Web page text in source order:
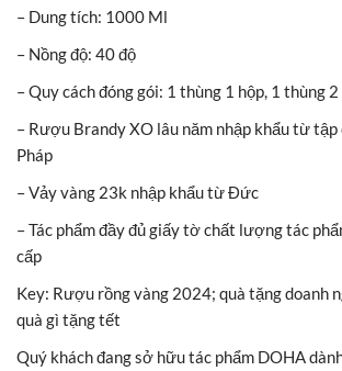
– Dung tích: 1000 Ml
– Nồng độ: 40 độ
– Quy cách đóng gói: 1 thùng 1 hộp, 1 thùng 2
– Rượu Brandy XO lâu năm nhập khẩu từ tập
Pháp
– Vảy vàng 23k nhập khẩu từ Đức
– Tác phẩm đầy đủ giấy tờ chất lượng tác
cấp
Key: Rượu rồng vàng 2024; quà tặng doanh
quà gì tặng tết
Quý khách đang sở hữu tác phẩm DOHA